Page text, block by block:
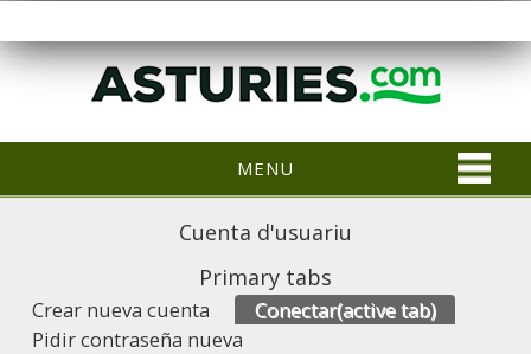
MENU
Cuenta d'usuariu
Primary tabs
Crear nueva cuenta Conectar(active tab)
Pidir contraseña nueva